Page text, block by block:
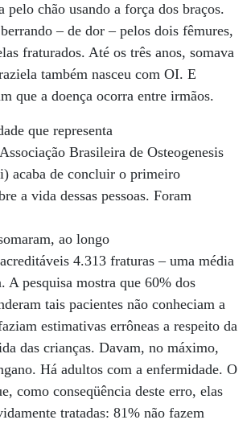
pelo chão usando a força dos braços.
– de dor – pelos dois fêmures,
fraturados. Até os três anos, somava
também nasceu com OI. E
que a doença ocorra entre irmãos.
que representa
Brasileira de Osteogenesis
acaba de concluir o primeiro
a vida dessas pessoas. Foram
ao longo
4.313 fraturas – uma média
A pesquisa mostra que 60% dos
tais pacientes não conheciam a
estimativas errôneas a respeito da
das crianças. Davam, no máximo,
Há adultos com a enfermidade. O
como conseqüência deste erro, elas
tratadas: 81% não fazem